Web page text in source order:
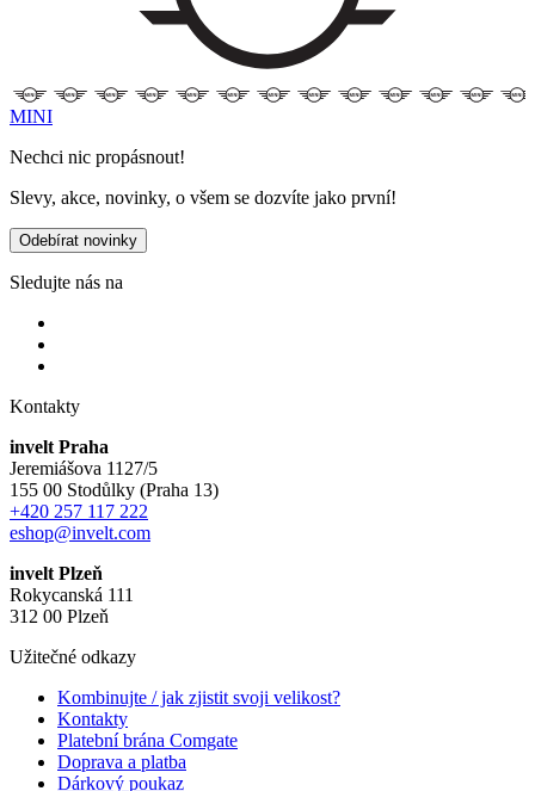
MINI
Nechci nic propásnout!
Slevy, akce, novinky, o všem se dozvíte jako první!
Odebírat novinky
Sledujte nás na
Kontakty
invelt Praha
Jeremiášova 1127/5
155 00 Stodůlky (Praha 13)
+420 257 117 222
eshop@invelt.com
invelt Plzeň
Rokycanská 111
312 00 Plzeň
Užitečné odkazy
Kombinujte / jak zjistit svoji velikost?
Kontakty
Platební brána Comgate
Doprava a platba
Dárkový poukaz